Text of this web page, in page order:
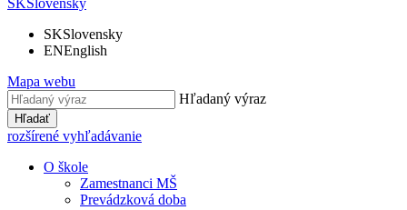
SKSlovensky
SKSlovensky
ENEnglish
Mapa webu
Hľadaný výraz
Hľadať
rozšírené vyhľadávanie
O škole
Zamestnanci MŠ
Prevádzková doba